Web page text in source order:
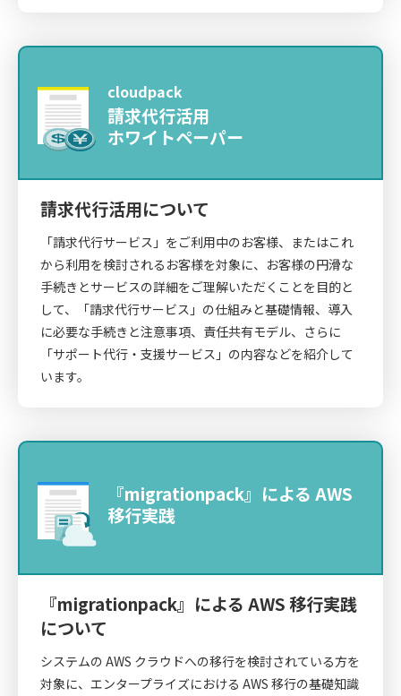
cloudpack
請求代行活用
ホワイトペーパー
請求代行活用について
「請求代行サービス」をご利用中のお客様、またはこれ
から利用を検討されるお客様を対象に、お客様の円滑な
手続きとサービスの詳細をご理解いただくことを目的と
して、「請求代行サービス」の仕組みと基礎情報、導入
に必要な手続きと注意事項、責任共有モデル、さらに
「サポート代行・支援サービス」の内容などを紹介して
います。
『migrationpack』による AWS
移行実践
『migrationpack』による AWS 移行実践
について
システムの AWS クラウドへの移行を検討されている方を
対象に、エンタープライズにおける AWS 移行の基礎知識